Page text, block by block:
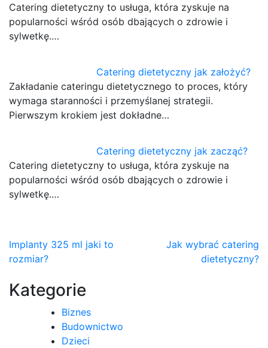
Catering dietetyczny to usługa, która zyskuje na
popularności wśród osób dbających o zdrowie i
sylwetkę.…
Catering dietetyczny jak założyć?
Zakładanie cateringu dietetycznego to proces, który
wymaga staranności i przemyślanej strategii.
Pierwszym krokiem jest dokładne…
Catering dietetyczny jak zacząć?
Catering dietetyczny to usługa, która zyskuje na
popularności wśród osób dbających o zdrowie i
sylwetkę.…
Nawigacja
wpisu
Implanty 325 ml jaki to
rozmiar?
Jak wybrać catering
dietetyczny?
Kategorie
Biznes
Budownictwo
Dzieci